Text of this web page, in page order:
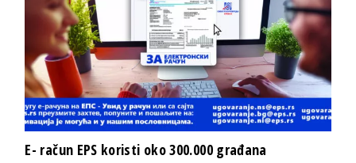
E- račun EPS koristi oko 300.000 građana